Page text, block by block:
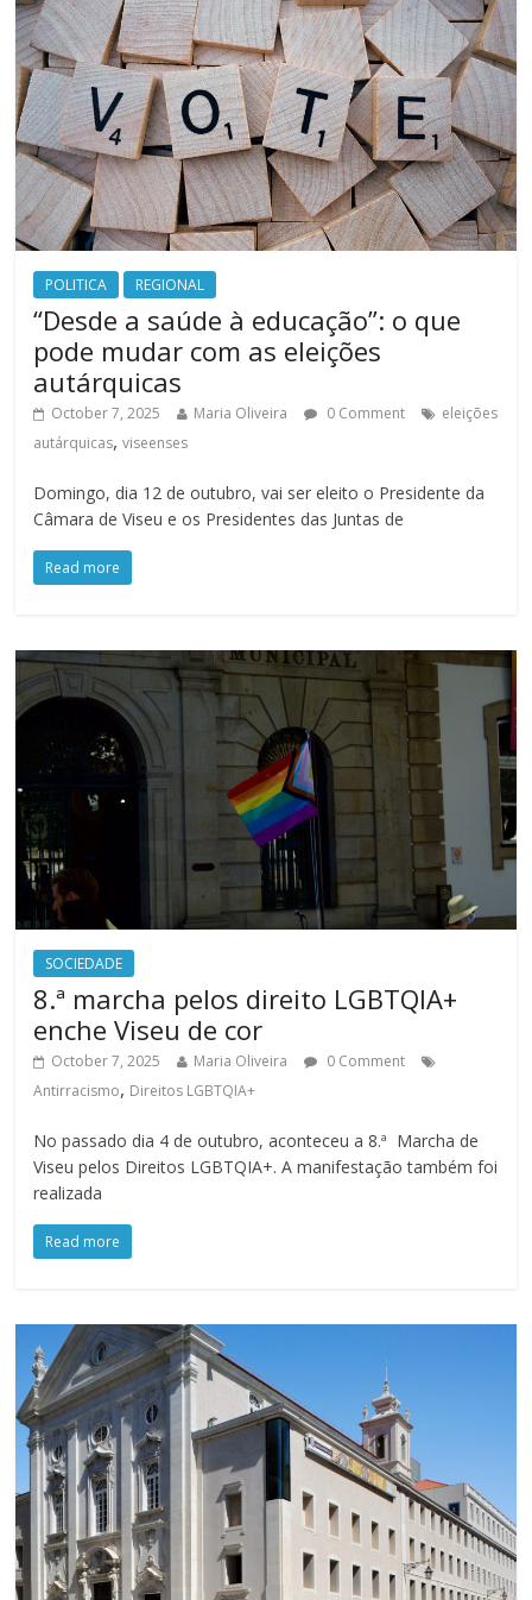
POLITICA REGIONAL
“Desde a saúde à educação”: o que
pode mudar com as eleições
autárquicas
October 7, 2025 Maria Oliveira 0 Comment
eleições
autárquicas,viseenses
Domingo, dia 12 de outubro, vai ser eleito o Presidente da
Câmara de Viseu e os Presidentes das Juntas de
Read more
SOCIEDADE
8.ª marcha pelos direito LGBTQIA+
enche Viseu de cor
October 7, 2025 Maria Oliveira
0 Comment
Antirracismo, Direitos LGBTQIA+
No passado dia 4 de outubro, aconteceu a 8.ª Marcha de
Viseu pelos Direitos LGBTQIA+. A manifestação também foi
realizada
Read more